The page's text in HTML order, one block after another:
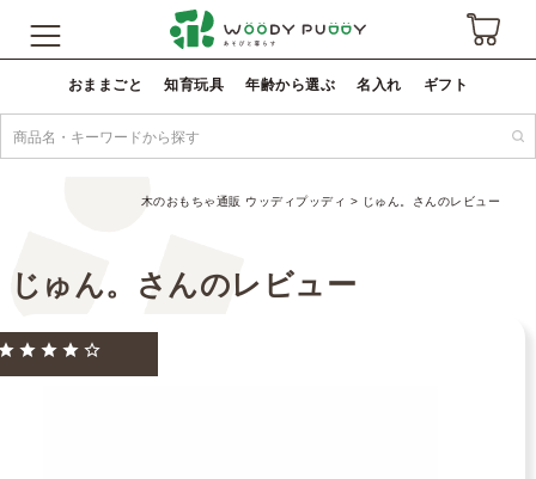
おままごと 知育玩具 年齢から選ぶ 名入れ ギフト
木のおもちゃ通販 ウッディプッディ じゅん。さんのレビュー
じゅん。さんのレビュー